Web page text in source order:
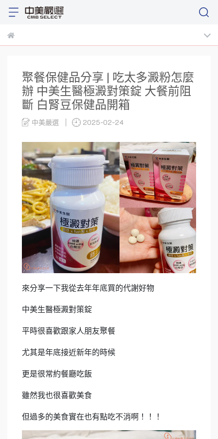
聚餐保健品分享 | 吃太多澱粉怎麼
辦 中美生醫極澱對策錠 大餐前阻
斷 白腎豆保健品開箱
中美嚴選 2025-02-24
來分享一下我從去年年底買的代謝好物
中美生醫極澱對策錠
平時很喜歡跟家人朋友聚餐
尤其是年底接近新年的時候
更是很常約餐廳吃飯
雖然我也很喜歡美食
但過多的美食實在也有點吃不消啊！！！